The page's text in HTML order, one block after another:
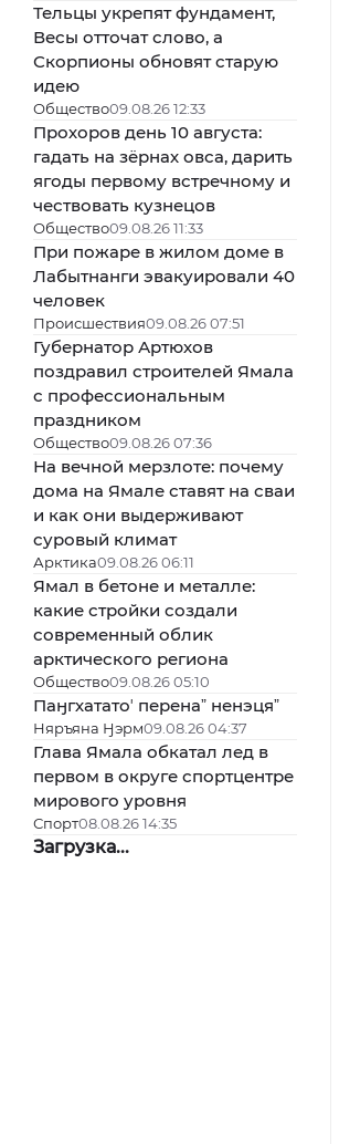
Тельцы укрепят фундамент,
Весы отточат слово, а
Скорпионы обновят старую
идею
Общество09.08.26 12:33
Прохоров день 10 августа:
гадать на зёрнах овса, дарить
ягоды первому встречному и
чествовать кузнецов
Общество09.08.26 11:33
При пожаре в жилом доме в
Лабытнанги эвакуировали 40
человек
Происшествия09.08.26 07:51
Губернатор Артюхов
поздравил строителей Ямала
с профессиональным
праздником
Общество09.08.26 07:36
На вечной мерзлоте: почему
дома на Ямале ставят на сваи
и как они выдерживают
суровый климат
Арктика09.08.26 06:11
Ямал в бетоне и металле:
какие стройки создали
современный облик
арктического региона
Общество09.08.26 05:10
Паӈгхататоʼ перенаˮ ненэцяˮ
Няръяна Ӈэрм09.08.26 04:37
Глава Ямала обкатал лед в
первом в округе спортцентре
мирового уровня
Спорт08.08.26 14:35
Загрузка...